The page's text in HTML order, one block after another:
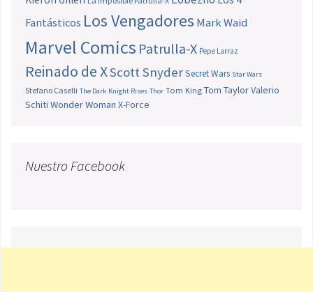
Fantásticos Los Vengadores Mark Waid
Marvel Comics Patrulla-X Pepe Larraz
Reinado de XScott SnyderSecret Wars Star Wars
Stefano Caselli The Dark Knight Rises Thor Tom King Tom TaylorValerio
Schiti Wonder Woman X-Force
Nuestro Facebook